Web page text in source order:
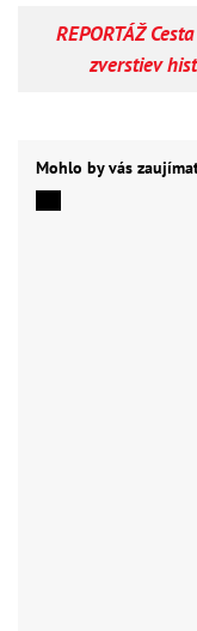
REPORTÁŽ
zverstiev
Mohlo by vás